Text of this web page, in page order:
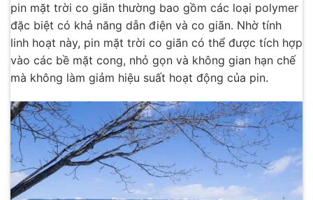
pin mặt trời co giãn thường bao gồm các loại polymer
đặc biệt có khả năng dẫn điện và co giãn. Nhờ tính
linh hoạt này, pin mặt trời co giãn có thể được tích hợp
vào các bề mặt cong, nhỏ gọn và không gian hạn chế
mà không làm giảm hiệu suất hoạt động của pin.